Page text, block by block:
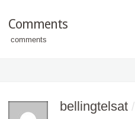
Comments
comments
bellingtelsat /